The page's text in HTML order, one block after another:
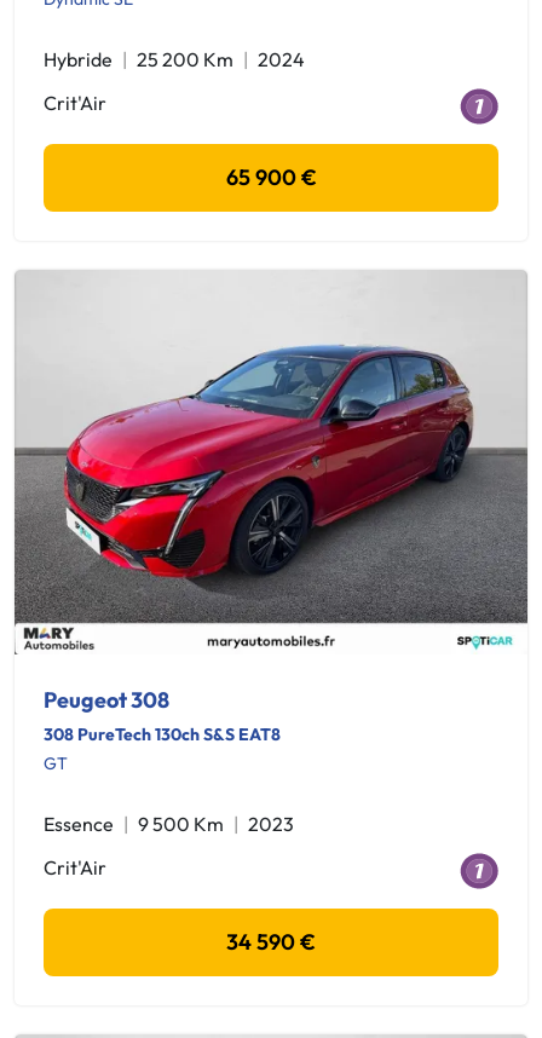
Hybride 25 200 Km
2024
Crit'Air
65 900 €
Peugeot 308
308 PureTech 130ch S&S EAT8
GT
Essence 9 500 Km
2023
Crit'Air
34 590 €